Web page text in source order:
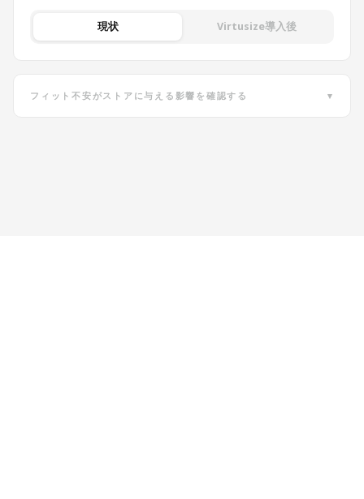
現状 Virtusize導入後
フィット不安がストアに与える影響を確認する ▾